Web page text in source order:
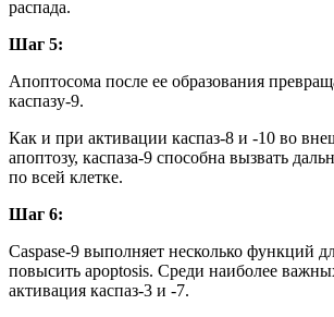
распада.
Шаг 5:
Апоптосома после ее образования
каспазу-9.
Как и при активации каспаз-8 и -10 во
апоптозу, каспаза-9 способна вызвать
по всей клетке.
Шаг 6:
Caspase-9 выполняет несколько функций
повысить apoptosis. Среди наиболее
активация каспаз-3 и -7.